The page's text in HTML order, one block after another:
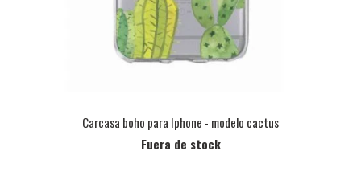
Carcasa boho para Iphone - modelo cactus
Fuera de stock